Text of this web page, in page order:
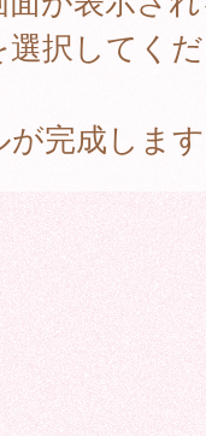
択してく
完成しま